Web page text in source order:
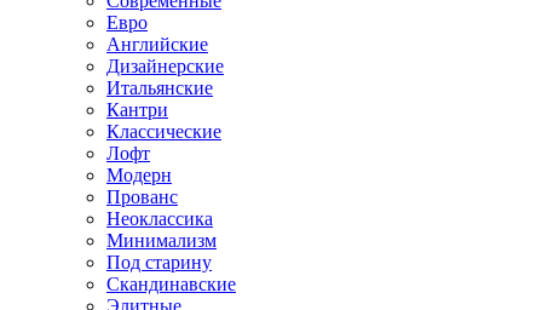
Евро
Английские
Дизайнерские
Итальянские
Кантри
Классические
Лофт
Модерн
Прованс
Неоклассика
Минимализм
Под старину
Скандинавские
Элитные